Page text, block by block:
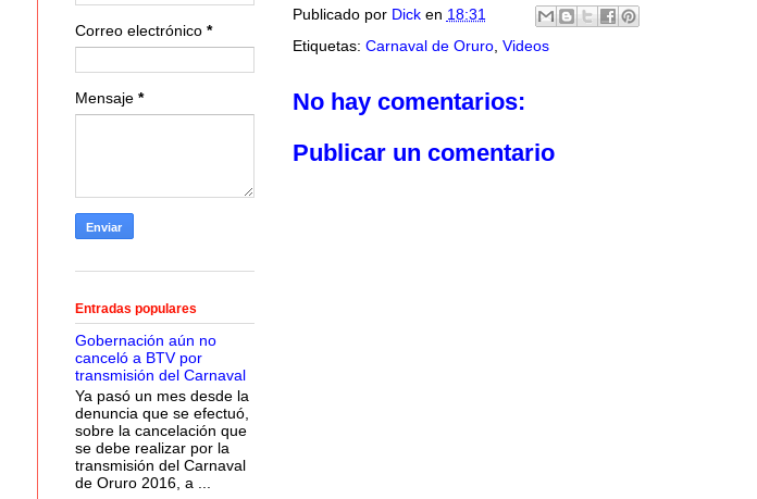
Publicado por Dick en 18:31
Etiquetas: Carnaval de Oruro, Videos
No hay comentarios:
Publicar un comentario
Correo electrónico *
Mensaje *
Entradas populares
Gobernación aún no
canceló a BTV por
transmisión del Carnaval
Ya pasó un mes desde la
denuncia que se efectuó,
sobre la cancelación que
se debe realizar por la
transmisión del Carnaval
de Oruro 2016, a ...